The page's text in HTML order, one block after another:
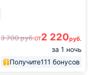
3 700руб.от2 220руб.
за 1 ночь
Получите111 бонусов